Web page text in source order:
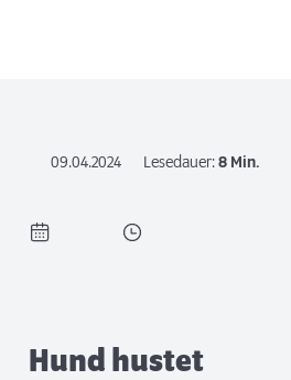
09.04.2024 Lesedauer:8 Min.
Hund hustet